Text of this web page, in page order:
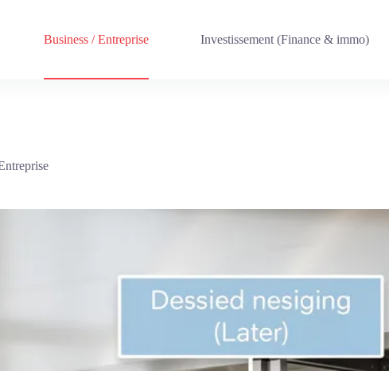
Business / Entreprise Investissement (Finance & immo)